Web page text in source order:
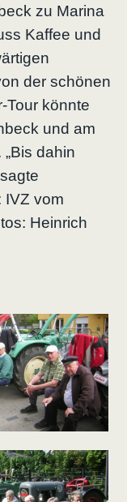
zu Marina
Kaffee und
der schönen
Tour könnte
und am
dahin
IVZ vom
Heinrich